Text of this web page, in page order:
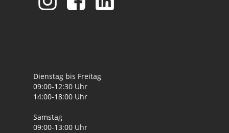
Dienstag bis Freitag
09:00-12:30 Uhr
14:00-18:00 Uhr
Samstag
09:00-13:00 Uhr